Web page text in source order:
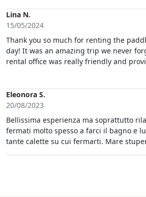
no extra cost. it meant my wife and
at the beach and was really good of them
Lina N.
15/05/2024
Thank you so much for renting the
day! It was an amazing trip we never
rental office was really friendly and
Eleonora S.
20/08/2023
Bellissima esperienza ma soprattutto
fermati molto spesso a farci il bagno e
tante calette su cui fermarti.